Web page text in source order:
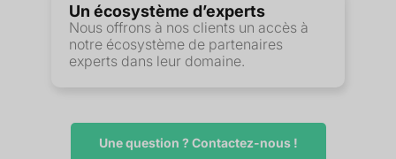
Un écosystème d’experts
Nous offrons à nos clients un accès à
notre écosystème de partenaires
experts dans leur domaine.
Une question ? Contactez-nous !